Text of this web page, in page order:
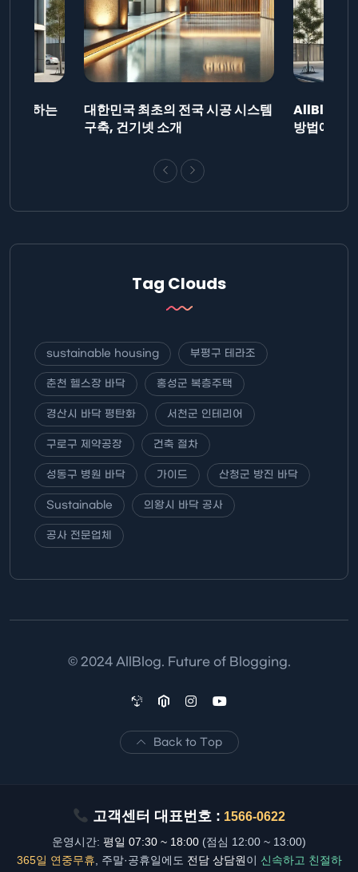
제출하는
대한민국 최초의 전국 시공 시스템
구축, 건기넷 소개
AllBlog에
방법에 대
Tag Clouds
sustainable housing 부평구 테라조
춘천 헬스장 바닥 홍성군 복층주택
경산시 바닥 평탄화 서천군 인테리어
구로구 제약공장 건축 절차
성동구 병원 바닥 가이드 산청군 방진 바닥
Sustainable 의왕시 바닥 공사
공사 전문업체
© 2024 AllBlog. Future of Blogging.
Back to Top
고객센터 대표번호 : 1566-0622
운영시간: 평일 07:30 ~ 18:00 (점심 12:00 ~ 13:00)
365일 연중무휴 , 주말·공휴일에도 전담 상담원이 신속하고 친절하